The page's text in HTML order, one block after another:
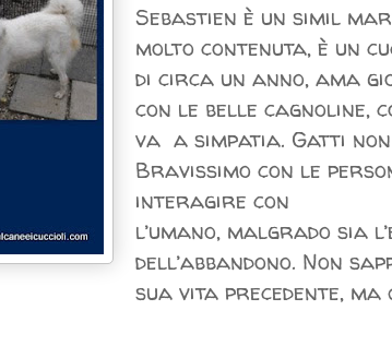
Sebastien è un simil
molto contenuta, è un
di circa un anno, ama
con le belle cagnoline,
va a simpatia. Gatti non
Bravissimo con le
interagire con
l’umano, malgrado sia
dell’abbandono. Non
sua vita precedente,